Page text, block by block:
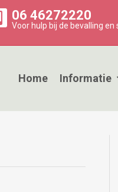
06 46272220
Voor hulp bij de bevalling
Home Informatie